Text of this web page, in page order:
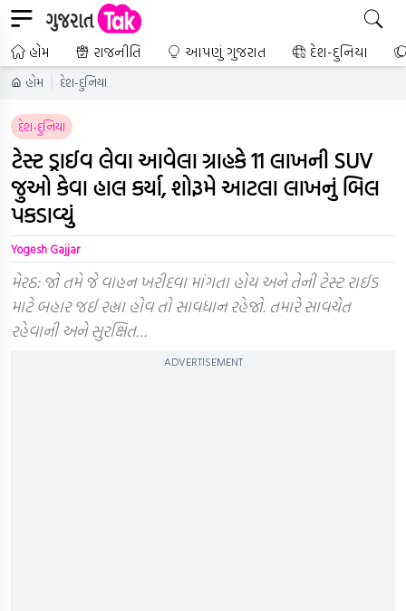
હોમ રાજનીતિ આપણું ગુજરાત દેશ-દુનિયા
હોમ દેશ-દુનિયા
દેશ-દુનિયા
ટેસ્ટ ડ્રાઈવ લેવા આવેલા ગ્રાહકે 11 લાખની SUV
જુઓ કેવા હાલ કર્યા, શોરૂમે આટલા લાખનું બિલ
પકડાવ્યું
Yogesh Gajjar
મેરઠ: જો તમે જે વાહન ખરીદવા માંગતા હોય અને તેની ટેસ્ટ રાઈડ
માટે બહાર જઈ રહ્યા હોવ તો સાવધાન રહેજો. તમારે સાવચેત
રહેવાની અને સુરક્ષિત…
ADVERTISEMENT